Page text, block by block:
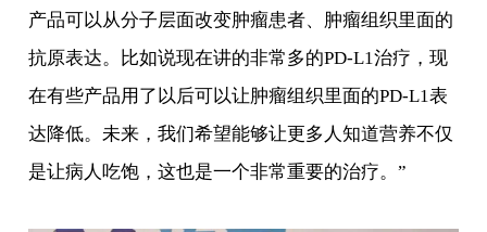
产品可以从分子层面改变肿瘤患者、肿瘤组织里面的
抗原表达。比如说现在讲的非常多的PD-L1治疗，现
在有些产品用了以后可以让肿瘤组织里面的PD-L1表
达降低。未来，我们希望能够让更多人知道营养不仅
是让病人吃饱，这也是一个非常重要的治疗。”